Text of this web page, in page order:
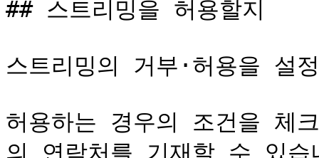
## 스트리밍을 허용할지
스트리밍의 거부·허용을 설
허용하는 경우의 조건을 체